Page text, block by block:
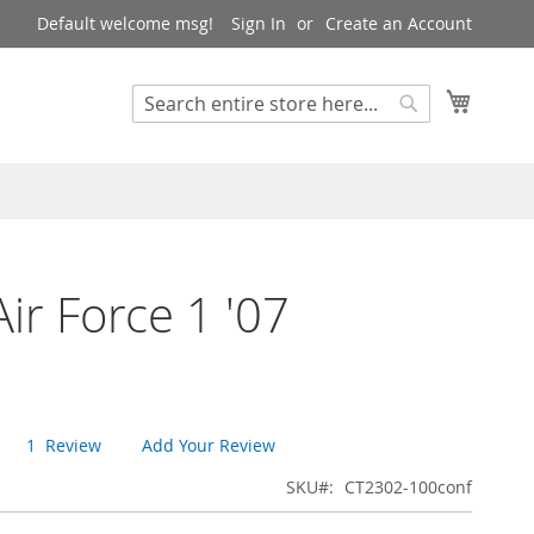
Default welcome msg! Sign In Create an Account
Search
Force 1 '07
1 Review
Add Your Review
SKU
CT2302-100conf